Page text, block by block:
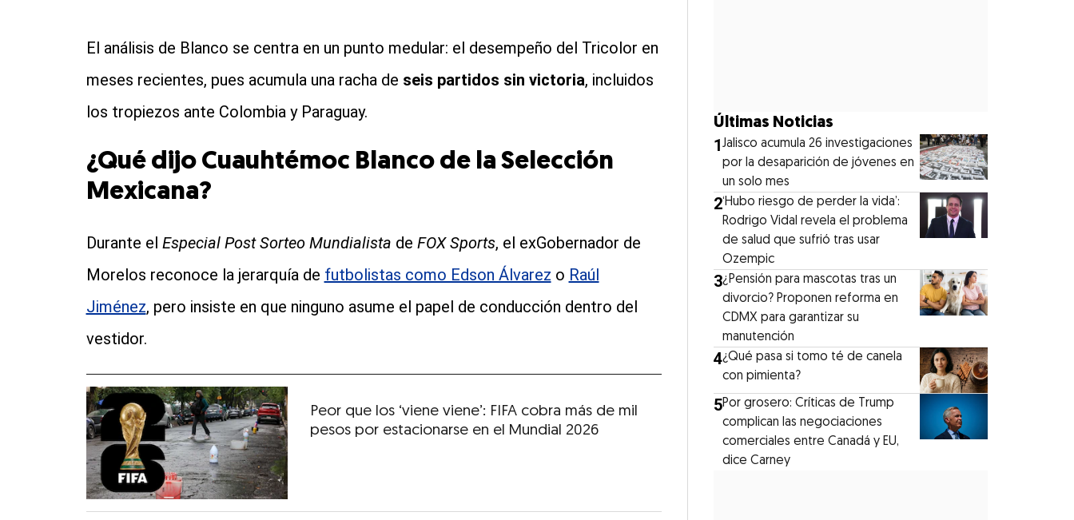
El análisis de Blanco se centra en un punto medular: el desempeño del Tricolor en
meses recientes, pues acumula una racha de seis partidos sin victoria, incluidos
los tropiezos ante Colombia y Paraguay.
¿Qué dijo Cuauhtémoc Blanco de la Selección
Mexicana?
Durante el Especial Post Sorteo Mundialista de FOX Sports, el exGobernador de
Morelos reconoce la jerarquía de futbolistas como Edson Álvarez o Raúl
Jiménez, pero insiste en que ninguno asume el papel de conducción dentro del
vestidor.
Peor que los ‘viene viene’: FIFA cobra más de mil
pesos por estacionarse en el Mundial 2026
Últimas Noticias
1Jalisco acumula 26 investigaciones
por la desaparición de jóvenes en
un solo mes
2‘Hubo riesgo de perder la vida’:
Rodrigo Vidal revela el problema
de salud que sufrió tras usar
Ozempic
3¿Pensión para mascotas tras un
divorcio? Proponen reforma en
CDMX para garantizar su
manutención
4¿Qué pasa si tomo té de canela
con pimienta?
5Por grosero: Críticas de Trump
complican las negociaciones
comerciales entre Canadá y EU,
dice Carney